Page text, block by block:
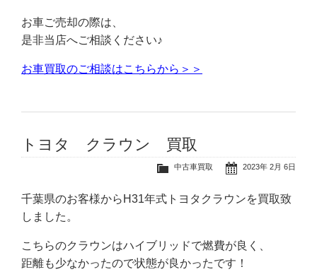
お車ご売却の際は、
是非当店へご相談ください♪
お車買取のご相談はこちらから＞＞
トヨタ クラウン 買取
2023年 2月 6日
中古車買取
千葉県のお客様からH31年式トヨタクラウンを買取致
しました。
こちらのクラウンはハイブリッドで燃費が良く、
距離も少なかったので状態が良かったです！